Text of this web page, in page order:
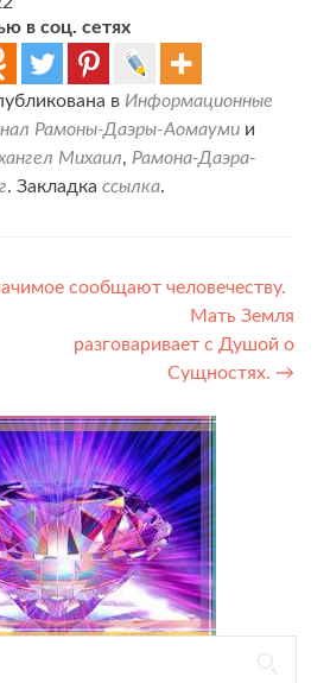
в соц. сетях
в Информационные
Рамоны-Даэры-Аомауми и
Михаил, Рамона-Даэра-
. Закладка ссылка.
сообщают человечеству.
Мать Земля
разговаривает с Душой о
Сущностях. →